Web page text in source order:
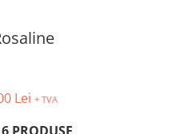
Lei + TVA